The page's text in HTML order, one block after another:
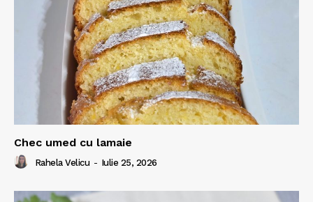
Chec umed cu lamaie
Rahela Velicu - Iulie 25, 2026